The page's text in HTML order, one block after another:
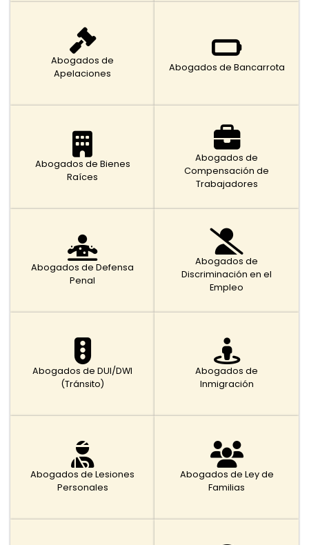
Abogados de
Apelaciones
Abogados de Bancarrota
Abogados de Bienes
Raíces
Abogados de
Compensación de
Trabajadores
Abogados de Defensa
Penal
Abogados de
Discriminación en el
Empleo
Abogados de DUI/DWI
(Tránsito)
Abogados de
Inmigración
Abogados de Lesiones
Personales
Abogados de Ley de
Familias